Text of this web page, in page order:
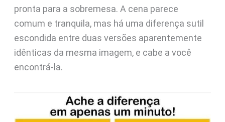
pronta para a sobremesa. A cena parece
comum e tranquila, mas há uma diferença sutil
escondida entre duas versões aparentemente
idênticas da mesma imagem, e cabe a você
encontrá-la.